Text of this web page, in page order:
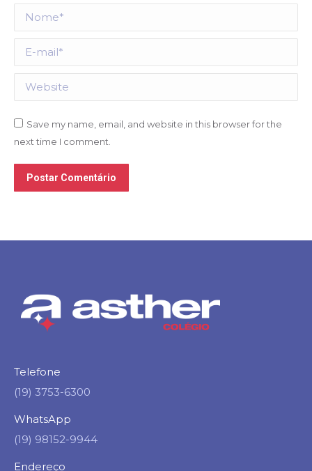
Nome *
E-mail *
Website
Save my name, email, and website in this browser for the
next time I comment.
Postar Comentário
Telefone
(19) 3753-6300
WhatsApp
(19) 98152-9944
Endereço